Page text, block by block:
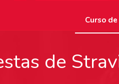
Curso
de